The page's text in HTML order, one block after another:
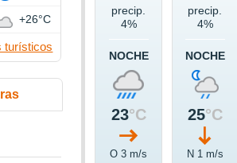
precip.
4%
NOCHE
23°C
O 3 m/s
precip.
4%
NOCHE
25°C
N 1 m/s
+26°C
turísticos